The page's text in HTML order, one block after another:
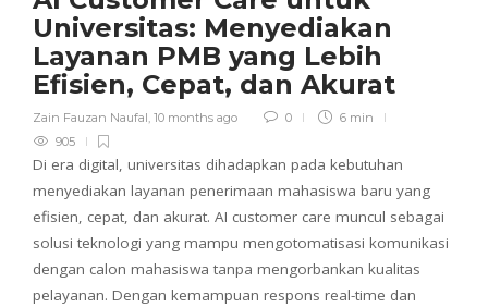
Universitas: Menyediakan
Layanan PMB yang Lebih
Efisien, Cepat, dan Akurat
Zain Fauzan Naufal, 10 months ago 0
6 min
905
Di era digital, universitas dihadapkan pada kebutuhan
menyediakan layanan penerimaan mahasiswa baru yang
efisien, cepat, dan akurat. AI customer care muncul sebagai
solusi teknologi yang mampu mengotomatisasi komunikasi
dengan calon mahasiswa tanpa mengorbankan kualitas
pelayanan. Dengan kemampuan respons real-time dan